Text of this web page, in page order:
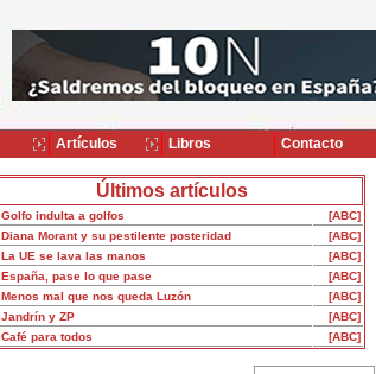
Últimos artículos
Golfo indulta a golfos
[ABC]
Diana Morant y su pestilente posteridad
[ABC]
La UE se lava las manos
[ABC]
España, pase lo que pase
[ABC]
Menos mal que nos queda Luzón
[ABC]
Jandrín y ZP
[ABC]
Café para todos
[ABC]
Artículos Libros Contacto